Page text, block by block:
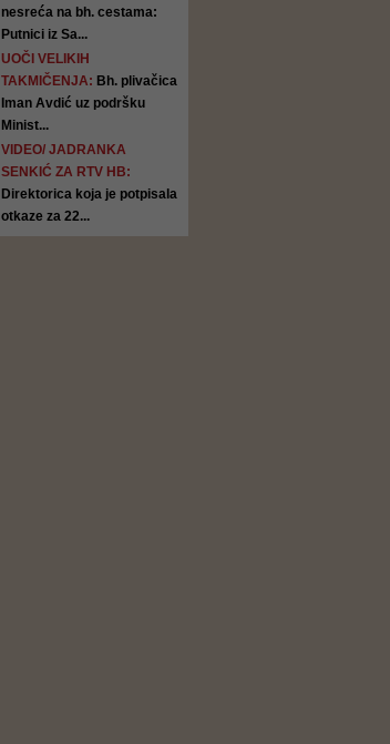
nesreća na bh. cestama:
Putnici iz Sa...
UOČI VELIKIH
TAKMIČENJA: Bh. plivačica
Iman Avdić uz podršku
Minist...
VIDEO/ JADRANKA
SENKIĆ ZA RTV HB:
Direktorica koja je potpisala
otkaze za 22...